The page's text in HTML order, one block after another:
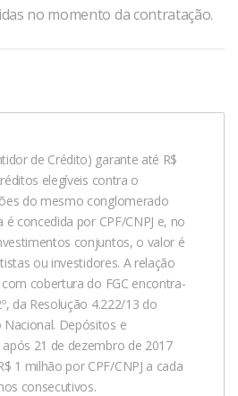
no momento da contratação.
de Crédito) garante até R$
elegíveis contra o
do mesmo conglomerado
concedida por CPF/CNPJ e, no
conjuntos, o valor é
ou investidores. A relação
cobertura do FGC encontra-
da Resolução 4.222/13 do
Depósitos e
21 de dezembro de 2017
1 milhão por CPF/CNPJ a cada
consecutivos.